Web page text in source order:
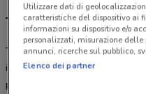
Tigotà, offerte e
Tigotàè una catena leader di
igiene,pulizia, bellezza, cura
presente su tutto il territorio
Utilizzare dati di
caratteristiche del dispositivo ai
informazioni su dispositivo e/o
personalizzati, misurazione
annunci, ricerche sul pubblico,
Elenco dei partner